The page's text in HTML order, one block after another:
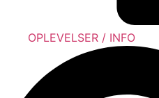
OPLEVELSER / INFO